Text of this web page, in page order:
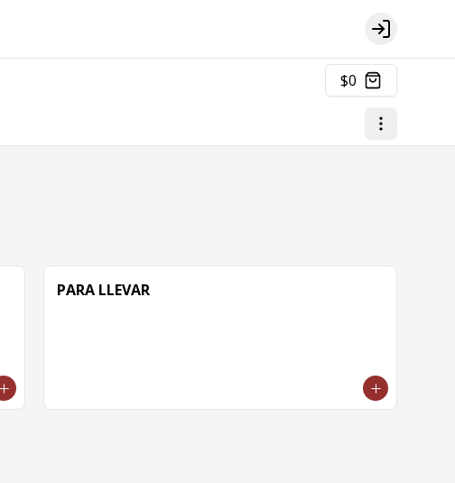
Login
$0
PARA LLEVAR